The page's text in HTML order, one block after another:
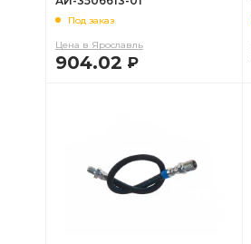
Под заказ
Цена в Ярославль
904.02 Р